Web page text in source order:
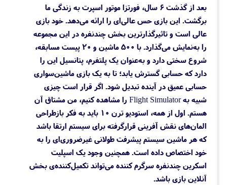
بعد از گذشت ۶ سال، فورتزا موتور اسپرت به زندگی ما
برگشت. این بازی حس عالی‌ای را ارائه می‌دهد. خود بازی
عالی است و تاثیرگذارترین بخش چندنفره در این مجموعه
را به‌نمایش می‌گذارد. با ۵۰۰ ماشین و ۲۰ پیست مسابقه،
شروع سختی دارد و به‌عنوان یک پلتفرم، پتانسیل این را
دارد که حسابی گسترش یابد؛ تا به یک بازی ماشین‌سواری
حسابی عمیق در آینده تبدیل شود. اگر قرار است چیزی
شبیه به Flight Simulator را مشاهده کنیم، من مشتاق آن
هستم. اول از همه، استودیو ترن ۱۰ باید به فکر بازطراحی
المان‌های نقش آفرینی قرارگرفته برای سیستم ارتقا باشد
که هر ماشین سیستم پیشرفت طولانی غیرضروری‌ای را به
خود اختصاص داده است. همچنین وجود یک اسپلیت
اسکرین چندنفره سرگرم کننده می‌تواند تکمیل‌کننده‌ی بخش
آنلاین بازی باشد.